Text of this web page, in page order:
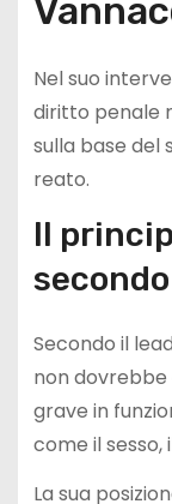
Nel suo
diritto penale
sulla base del
reato.
Il
Secondo il
non
grave in
come il sesso,
La sua